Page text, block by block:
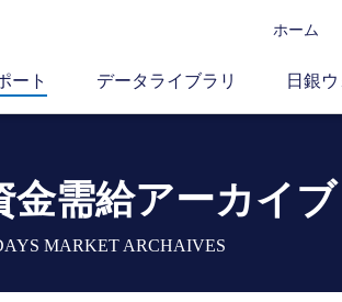
ホーム
ート データライブラリ 日銀
金需給アーカイブ
MARKET ARCHAIVES